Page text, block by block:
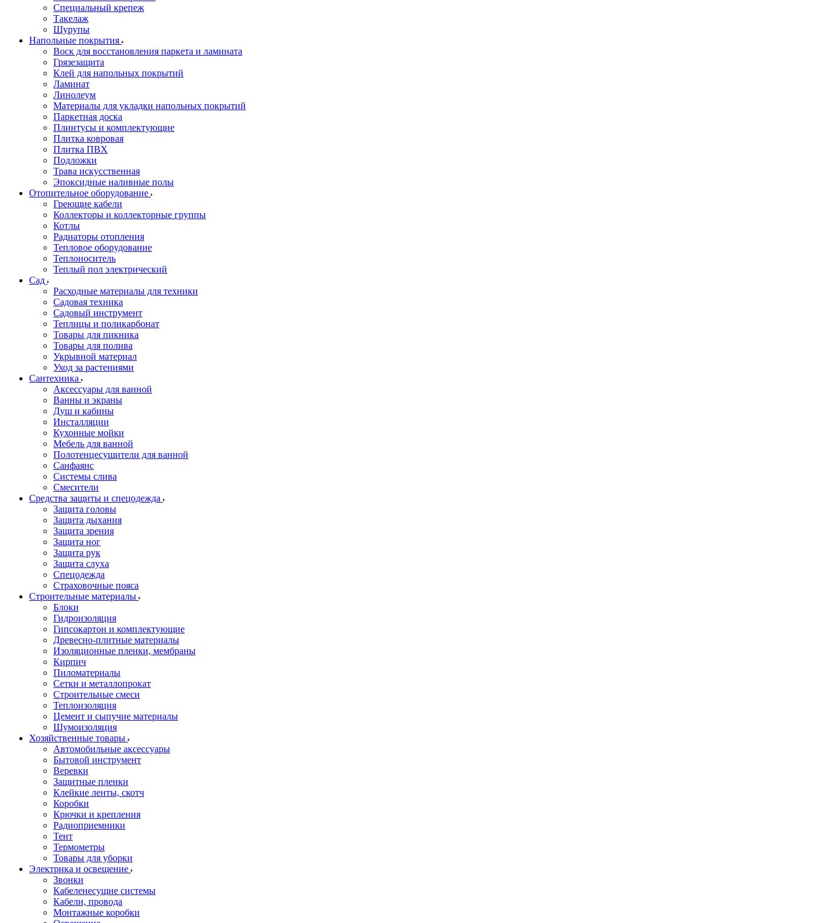
Специальный крепеж
Такелаж
Шурупы
Напольные покрытия
Воск для восстановления паркета и ламината
Грязезащита
Клей для напольных покрытий
Ламинат
Линолеум
Материалы для укладки напольных покрытий
Паркетная доска
Плинтусы и комплектующие
Плитка ковровая
Плитка ПВХ
Подложки
Трава искусственная
Эпоксидные наливные полы
Отопительное оборудование
Греющие кабели
Коллекторы и коллекторные группы
Котлы
Радиаторы отопления
Тепловое оборудование
Теплоноситель
Теплый пол электрический
Сад
Расходные материалы для техники
Садовая техника
Садовый инструмент
Теплицы и поликарбонат
Товары для пикника
Товары для полива
Укрывной материал
Уход за растениями
Сантехника
Аксессуары для ванной
Ванны и экраны
Душ и кабины
Инсталляции
Кухонные мойки
Мебель для ванной
Полотенцесушители для ванной
Санфаянс
Системы слива
Смесители
Средства защиты и спецодежда
Защита головы
Защита дыхания
Защита зрения
Защита ног
Защита рук
Защита слуха
Спецодежда
Страховочные пояса
Строительные материалы
Блоки
Гидроизоляция
Гипсокартон и комплектующие
Древесно-плитные материалы
Изоляционные пленки, мембраны
Кирпич
Пиломатериалы
Сетки и металлопрокат
Строительные смеси
Теплоизоляция
Цемент и сыпучие материалы
Шумоизоляция
Хозяйственные товары
Автомобильные аксессуары
Бытовой инструмент
Веревки
Защитные пленки
Клейкие ленты, скотч
Коробки
Крючки и крепления
Радиоприемники
Тент
Термометры
Товары для уборки
Электрика и освещение
Звонки
Кабеленесущие системы
Кабели, провода
Монтажные коробки